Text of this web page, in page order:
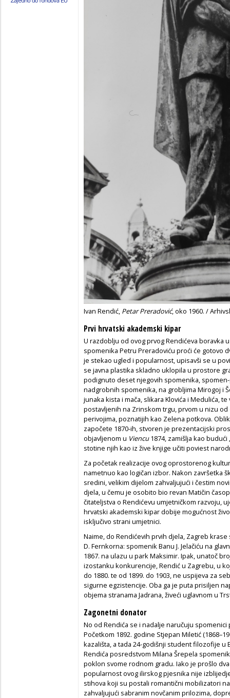
Ivan Rendić, Petar Preradović, oko 1960. /
Prvi hrvatski akademski kipar
U razdoblju od ovog prvog Rendićeva boravka
spomenika Petru Preradoviću proći će gotovo
je stekao ugled i popularnost, upisavši se u
se javna plastika skladno uklopila u prostore
podignuto deset njegovih spomenika,
nadgrobnih spomenika, na grobljima Mirogoj i
junaka kista i mača, slikara Klovića i Medulića,
postavljenih na Zrinskom trgu, prvom u nizu
perivojima, poznatijih kao Zelena potkova.
započete 1870-ih, stvoren je prezentacijski
objavljenom u Viencu1874, zamišlja kao
stotine njih kao iz žive knjige učiti poviest
Za početak realizacije ovog oprostorenog
nametnuo kao logičan izbor. Nakon završetka
sredini, velikim dijelom zahvaljujući i čestim
djela, u čemu je osobito bio revan Matičin
čitateljstva o Rendićevu umjetničkom razvoju,
hrvatski akademski kipar dobije mogućnost
isključivo strani umjetnici.
Naime, do Rendićevih prvih djela, Zagreb
D. Fernkorna: spomenik Banu J. Jelačiću na
1867. na ulazu u park Maksimir. Ipak, unatoč
izostanku konkurencije, Rendić u Zagrebu, u
do 1880. te od 1899. do 1903, ne uspijeva za
sigurne egzistencije. Oba ga je puta prisiljen
objema stranama Jadrana, živeći uglavnom u
Zagonetni donator
No od Rendića se i nadalje naručuju
Početkom 1892. godine Stjepan Miletić
kazališta, a tada 24-godišnji student filozofije u
Rendića posredstvom Milana Šrepela
poklon svome rodnom gradu. Iako je prošlo
popularnost ovog ilirskog pjesnika nije
stihova koji su postali romantični mobilizatori
zahvaljujući sabranim novčanim prilozima,